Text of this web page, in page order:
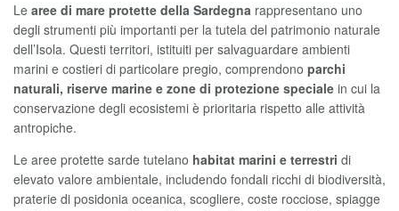
Le aree di mare protette della Sardegna rappresentano uno
degli strumenti più importanti per la tutela del patrimonio naturale
dell’Isola. Questi territori, istituiti per salvaguardare ambienti
marini e costieri di particolare pregio, comprendono parchi
naturali, riserve marine e zone di protezione speciale in cui la
conservazione degli ecosistemi è prioritaria rispetto alle attività
antropiche.
Le aree protette sarde tutelano habitat marini e terrestri di
elevato valore ambientale, includendo fondali ricchi di biodiversità,
praterie di posidonia oceanica, scogliere, coste rocciose, spiagge